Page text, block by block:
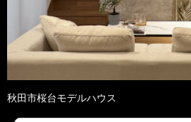
秋田市桜台モデルハウス